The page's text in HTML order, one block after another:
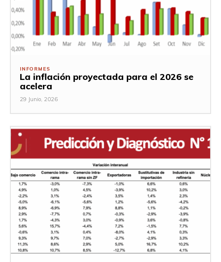
INFORMES
La inflación proyectada para el 2026 se
acelera
29 Junio, 2026